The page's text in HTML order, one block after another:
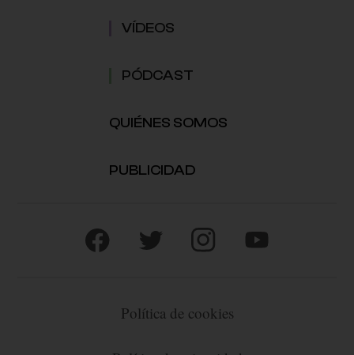
VÍDEOS
PÓDCAST
QUIÉNES SOMOS
PUBLICIDAD
Política de cookies